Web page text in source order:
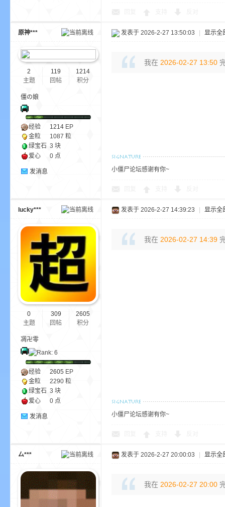
原神***
2
主题
119
回帖
1214
积分
僵の娘
经验 1214 EP
金粒
1087 粒
绿宝石 3 块
爱心
0 点
发消息
发表于 2026-2-27 13:50:03 显示全
我在 2026-02-27 13:50
小僵尸论坛感谢有你~
lucky***
0
主题
309
回帖
2605
积分
凋卍零
经验 2605 EP
金粒
2290 粒
绿宝石 3 块
爱心
0 点
发消息
发表于 2026-2-27 14:39:23 显示全
我在 2026-02-27 14:39
小僵尸论坛感谢有你~
厶*** 发表于 2026-2-27 20:00:03 显示全
我在 2026-02-27 20:00